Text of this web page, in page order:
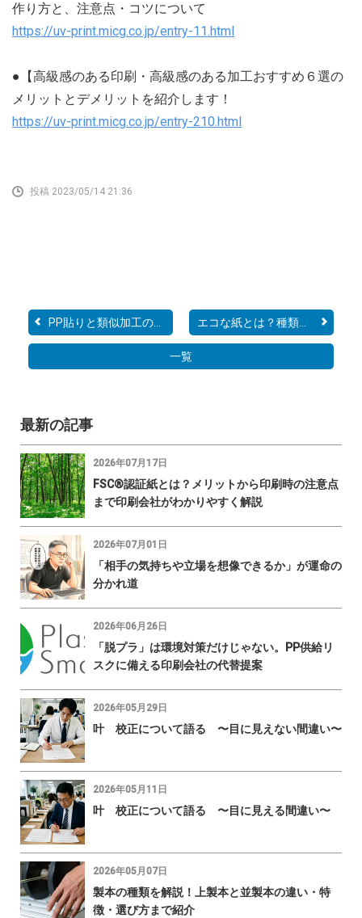
作り方と、注意点・コツについて
https://uv-print.micg.co.jp/entry-11.html
●【高級感のある印刷・高級感のある加工おすすめ６選の
メリットとデメリットを紹介します！
https://uv-print.micg.co.jp/entry-210.html
投稿 2023/05/14 21:36
PP貼りと類似加工の違いっ... エコな紙とは？種類や選択...
一覧
最新の記事
2026年07月17日
FSC®認証紙とは？メリットから印刷時の注意点
まで印刷会社がわかりやすく解説
2026年07月01日
「相手の気持ちや立場を想像できるか」が運命の
分かれ道
2026年06月26日
「脱プラ」は環境対策だけじゃない。PP供給リ
スクに備える印刷会社の代替提案
2026年05月29日
叶 校正について語る 〜目に見えない間違い〜
2026年05月11日
叶 校正について語る 〜目に見える間違い〜
2026年05月07日
製本の種類を解説！上製本と並製本の違い・特
徴・選び方まで紹介